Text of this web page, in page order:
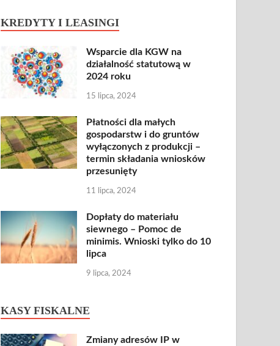
KREDYTY I LEASINGI
Wsparcie dla KGW na
działalność statutową w
2024 roku
15 lipca, 2024
Płatności dla małych
gospodarstw i do gruntów
wyłączonych z produkcji –
termin składania wniosków
przesunięty
11 lipca, 2024
Dopłaty do materiału
siewnego – Pomoc de
minimis. Wnioski tylko do 10
lipca
9 lipca, 2024
KASY FISKALNE
Zmiany adresów IP w